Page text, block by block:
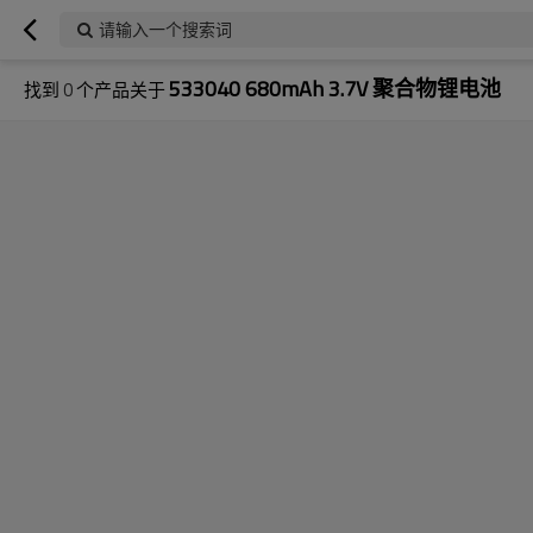
请输入一个搜索词
找到 0个产品关于533040 680mAh 3.7V 聚合物锂电池